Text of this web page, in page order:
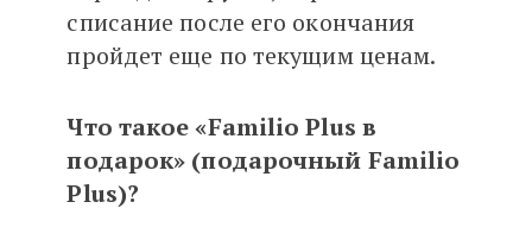
списание после его окончания
пройдет еще по текущим ценам.
Что такое «Familio Plus в
подарок» (подарочный Familio
Plus)?